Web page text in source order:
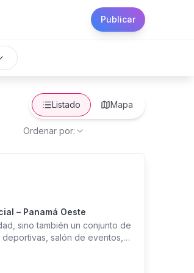
Publicar
Listado Mapa
Ordenar por:
– Panamá Oeste
sino también un conjunto de
salón de eventos,
Panamá Oeste. Descripción
PH Sierra Club Residencial.